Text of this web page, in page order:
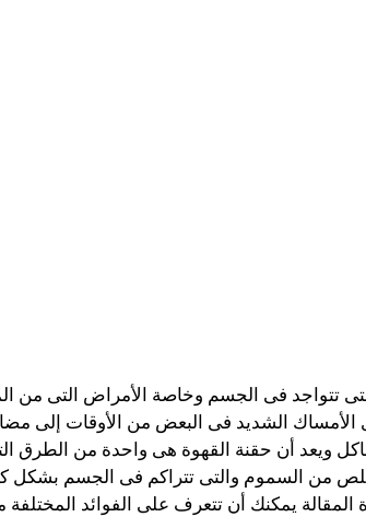
تتواجد فى الجسم وخاصة الأمراض التى
الأمساك الشديد فى البعض من الأوقات إلى
ويعد أن حقنة القهوة هى واحدة من الطرق
من السموم والتى تتراكم فى الجسم بشكل
يمكنك أن تتعرف على الفوائد المختلفة